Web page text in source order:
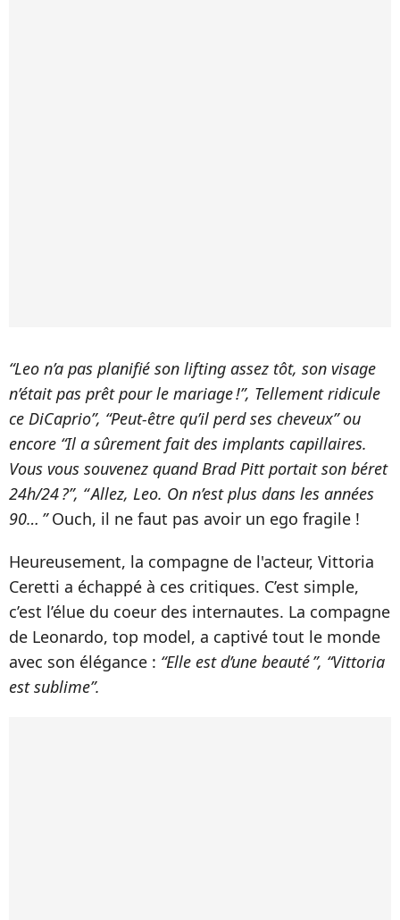
“Leo n’a pas planifié son lifting assez tôt, son visage
n’était pas prêt pour le mariage !”, Tellement ridicule
ce DiCaprio”, “Peut-être qu’il perd ses cheveux” ou
encore “Il a sûrement fait des implants capillaires.
Vous vous souvenez quand Brad Pitt portait son béret
24h/24 ?”, “ Allez, Leo. On n’est plus dans les années
90… ”Ouch, il ne faut pas avoir un ego fragile !
Heureusement, la compagne de l'acteur, Vittoria
Ceretti a échappé à ces critiques. C’est simple,
c’est l’élue du coeur des internautes. La compagne
de Leonardo, top model, a captivé tout le monde
avec son élégance : “Elle est d’une beauté ”, “Vittoria
est sublime”.